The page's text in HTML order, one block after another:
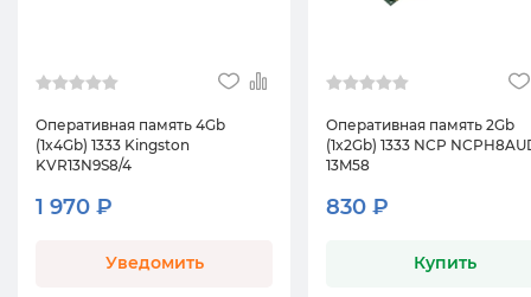
Оперативная память 4Gb
(1x4Gb) 1333 Kingston
KVR13N9S8/4
1 970 ₽
Уведомить
Оперативная память 2Gb
(1x2Gb) 1333 NCP
13M58
830 ₽
Купить